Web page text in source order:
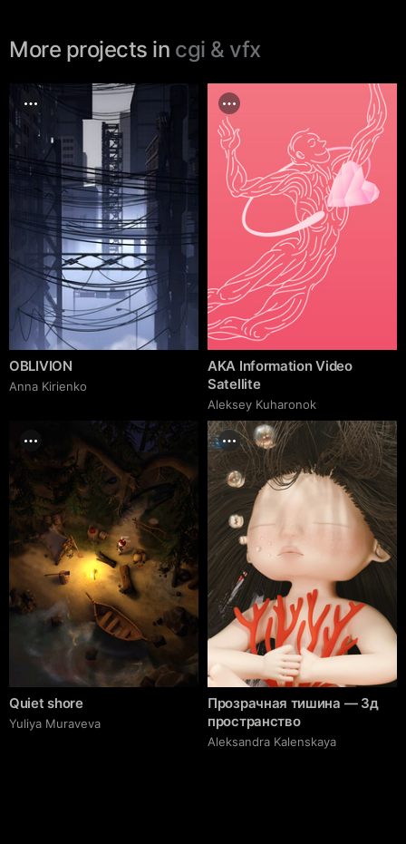
More projects in cgi & vfx
OBLIVION
Anna Kirienko
AKA Information Video
Satellite
Aleksey Kuharonok
Quiet shore
Yuliya Muraveva
Прозрачная тишина — 3д
пространство
Aleksandra Kalenskaya